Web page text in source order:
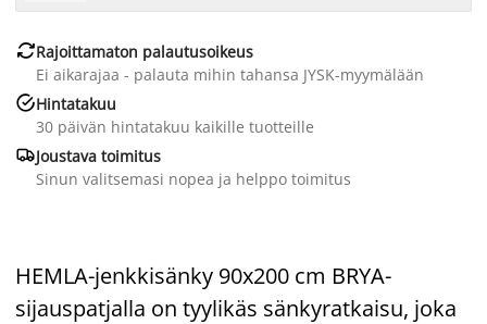
Rajoittamaton palautusoikeus
Ei aikarajaa - palauta mihin tahansa JYSK-myymälään
Hintatakuu
30 päivän hintatakuu kaikille tuotteille
Joustava toimitus
Sinun valitsemasi nopea ja helppo toimitus
HEMLA-jenkkisänky 90x200 cm BRYA-
sijauspatjalla on tyylikäs sänkyratkaisu, joka